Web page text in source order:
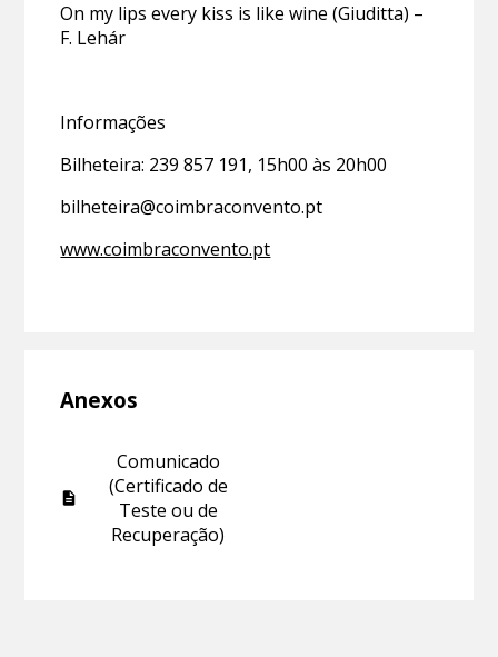
On my lips every kiss is like wine (Giuditta) –
F. Lehár
Informações
Bilheteira: 239 857 191, 15h00 às 20h00
bilheteira@coimbraconvento.pt
www.coimbraconvento.pt
Anexos
Comunicado
(Certificado de
Teste ou de
Recuperação)